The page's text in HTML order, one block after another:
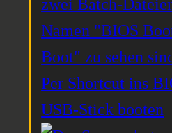
Per Shortcut ins
USB-Stick booten